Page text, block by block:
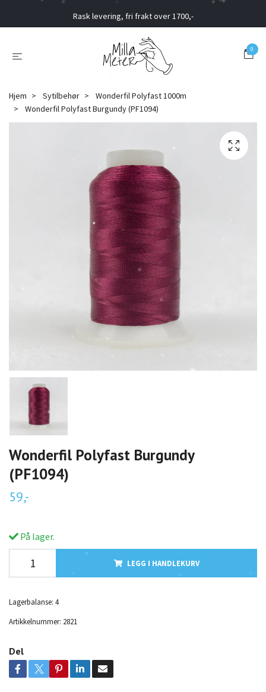
Rask levering, fri frakt over 1700,-
0
Hjem Sytilbehør
Wonderfil Polyfast 1000m
Wonderfil Polyfast Burgundy (PF1094)
Wonderfil Polyfast Burgundy
(PF1094)
59,-
På lager.
LEGG I HANDLEKURV
Lagerbalanse: 4
Artikkelnummer: 2821
Del